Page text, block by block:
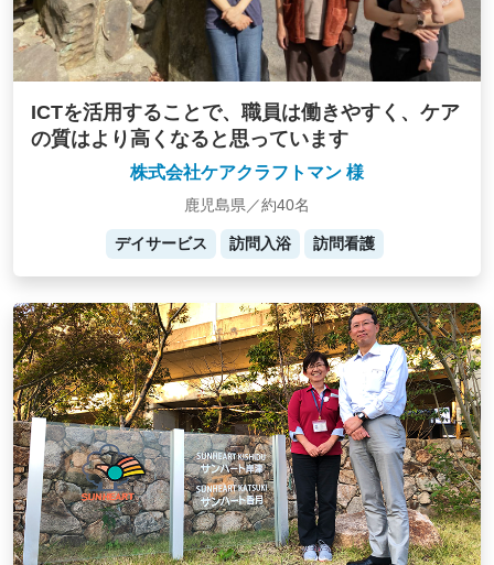
ICTを活用することで、職員は働きやすく、ケア
の質はより高くなると思っています
株式会社ケアクラフトマン 様
鹿児島県／約40名
デイサービス 訪問入浴 訪問看護